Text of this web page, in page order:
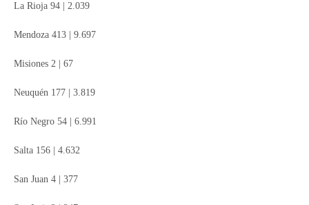
La Rioja 94 | 2.039
Mendoza 413 | 9.697
Misiones 2 | 67
Neuquén 177 | 3.819
Río Negro 54 | 6.991
Salta 156 | 4.632
San Juan 4 | 377